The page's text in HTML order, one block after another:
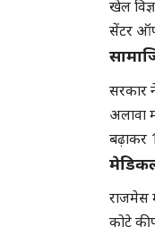
खेल
सेंटर
सरकार
अलावा
बढ़ाकर
मेडिकल
राजमेस
कोटे